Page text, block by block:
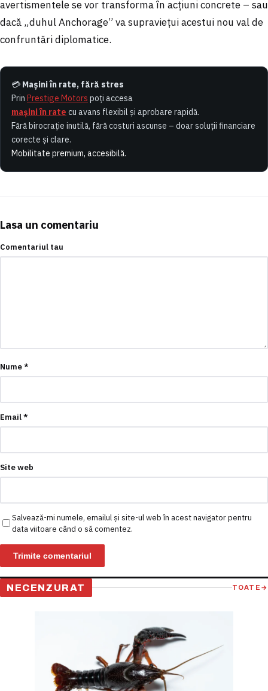
avertismentele se vor transforma în acțiuni concrete – sau
dacă „duhul Anchorage” va supraviețui acestui nou val de
confruntări diplomatice.
💳 Mașini în rate, fără stres
Prin Prestige Motors poți accesa
mașini în rate cu avans flexibil și aprobare rapidă.
Fără birocrație inutilă, fără costuri ascunse – doar soluții financiare
corecte și clare.
Mobilitate premium, accesibilă.
Lasa un comentariu
Comentariul tau
Nume*
Email*
Site web
Salvează-mi numele, emailul și site-ul web în acest navigator pentru
data viitoare când o să comentez.
NECENZURAT TOATE →